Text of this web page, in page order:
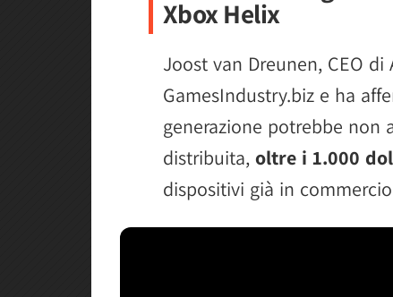
Xbox Helix
Joost van Dreunen, CEO
GamesIndustry.biz e ha
generazione potrebbe non
distribuita, oltre i 1.000
dispositivi già in